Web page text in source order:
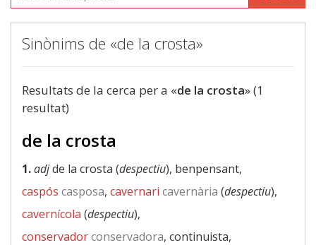
Sinònims de «de la crosta»
Resultats de la cerca per a «de la crosta» (1
resultat)
de la crosta
1.adjde la crosta (despectiu), benpensant,
caspós casposa, cavernari cavernària (despectiu),
cavernícola (despectiu),
conservadorconservadora, continuista,